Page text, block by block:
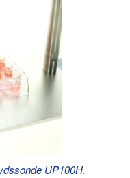
UP100H.